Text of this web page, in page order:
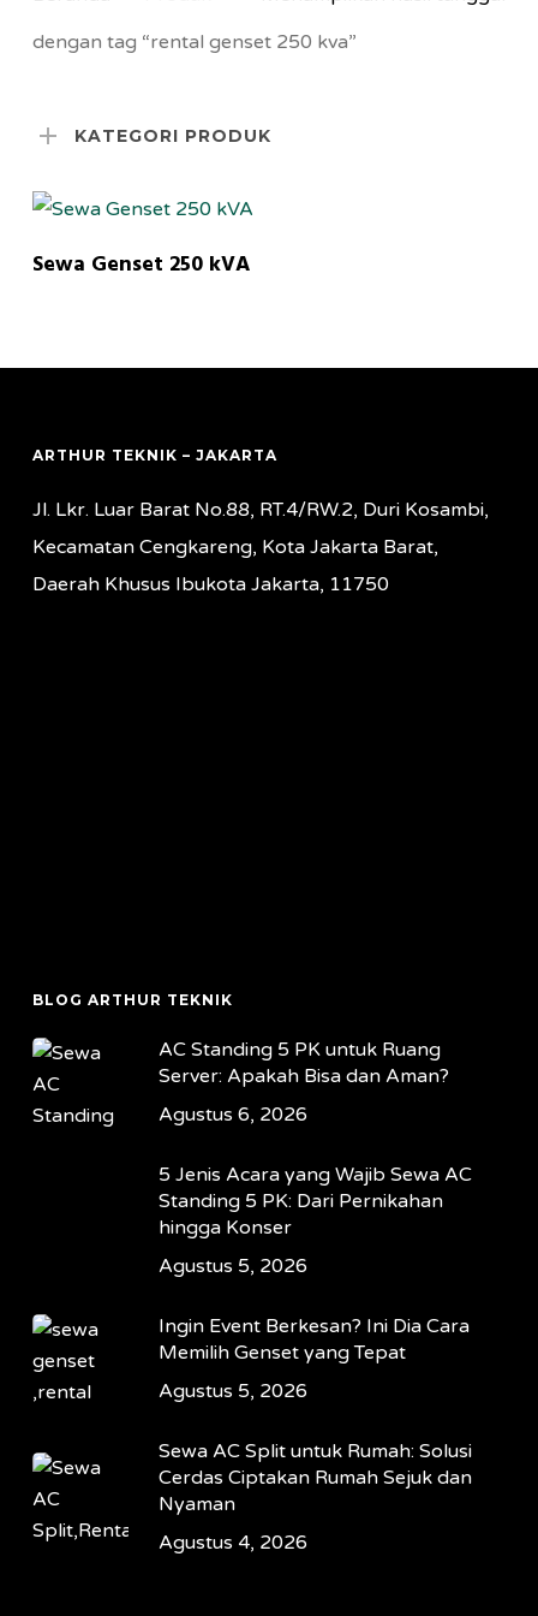
dengan tag “rental genset 250 kva”
KATEGORI PRODUK
MORE INFORMATION
Sewa Genset 250 kVA
ARTHUR TEKNIK – JAKARTA
Jl. Lkr. Luar Barat No.88, RT.4/RW.2, Duri Kosambi,
Kecamatan Cengkareng, Kota Jakarta Barat,
Daerah Khusus Ibukota Jakarta, 11750
BLOG ARTHUR TEKNIK
AC Standing 5 PK untuk Ruang
Server: Apakah Bisa dan Aman?
Agustus 6, 2026
5 Jenis Acara yang Wajib Sewa AC
Standing 5 PK: Dari Pernikahan
hingga Konser
Agustus 5, 2026
Ingin Event Berkesan? Ini Dia Cara
Memilih Genset yang Tepat
Agustus 5, 2026
Sewa AC Split untuk Rumah: Solusi
Cerdas Ciptakan Rumah Sejuk dan
Nyaman
Agustus 4, 2026